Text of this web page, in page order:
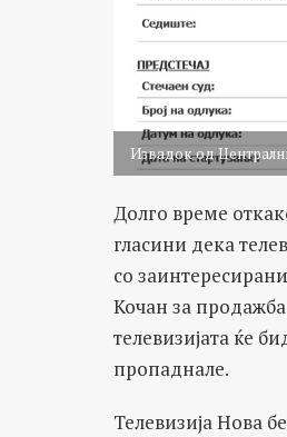
Извадок од
Долго време
гласини дека
со
Кочан за
телевизијата ќе
пропаднале.
Телевизија Нова